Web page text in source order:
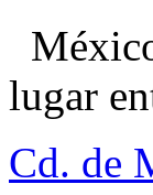
lugar
Cd. de